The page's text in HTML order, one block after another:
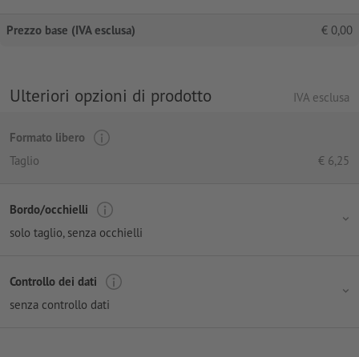
Prezzo base (IVA esclusa) € 0,00
Ulteriori opzioni di prodotto IVA esclusa
Formato libero
Taglio
€ 6,25
Bordo/occhielli
solo taglio, senza occhielli
Controllo dei dati
senza controllo dati